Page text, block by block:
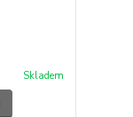
Skladem